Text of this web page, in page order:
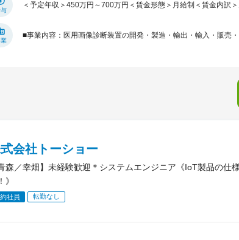
＜予定年収＞450万円～700万円＜賃金形態＞月給制＜賃金内訳
■事業内容：医用画像診断装置の開発・製造・輸出・輸入・販売
会社トーショー
青森／幸畑】未経験歓迎＊システムエンジニア《IoT製品の仕
》
社員 転勤なし